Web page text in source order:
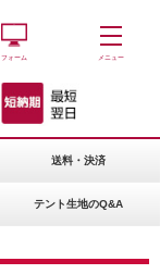
フォーム メニュー
送料・決済
テント生地のQ&A